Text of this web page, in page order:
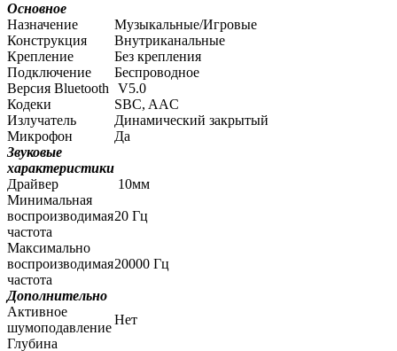
Основное
Назначение
Музыкальные/Игровые
Конструкция
Внутриканальные
Крепление
Без крепления
Подключение
Беспроводное
Версия Bluetooth
V5.0
Кодеки
SBC, AAC
Излучатель
Динамический закрытый
Микрофон
Да
Звуковые
характеристики
Драйвер
10мм
Минимальная
воспроизводимая
частота
20 Гц
Максимально
воспроизводимая
частота
20000 Гц
Дополнительно
Активное
шумоподавление
Нет
Глубина